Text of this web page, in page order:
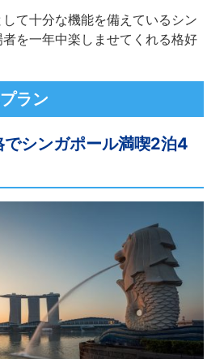
て十分な機能を備えているシン
を一年中楽しませてくれる格好
ラン
でシンガポール満喫2泊4